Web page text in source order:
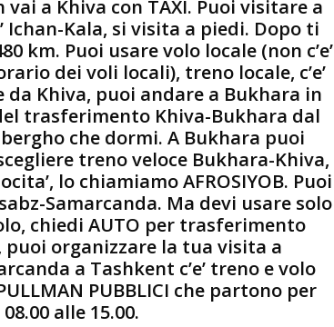
a Khiva con TAXI. Puoi visitare a
Ichan-Kala, si visita a piedi. Dopo ti
km. Puoi usare volo locale (non c’e’
dei voli locali), treno locale, c’e’
Khiva, puoi andare a Bukhara in
trasferimento Khiva-Bukhara dal
che dormi. A Bukhara puoi
treno veloce Bukhara-Khiva,
lo chiamiamo AFROSIYOB. Puoi
Samarcanda. Ma devi usare solo
chiedi AUTO per trasferimento
puoi organizzare la tua visita a
a Tashkent c’e’ treno e volo
PUBBLICI che partono per
alle 15.00.